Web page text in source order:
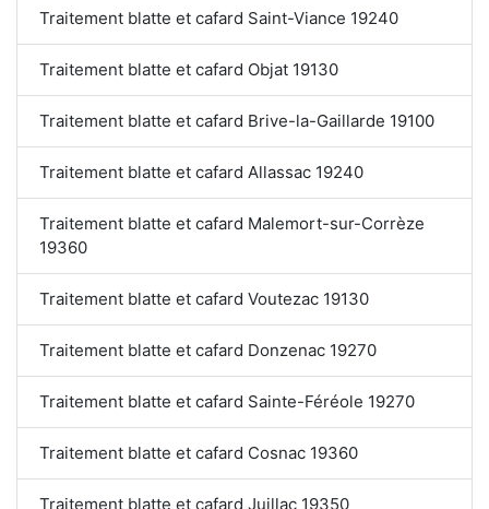
Traitement blatte et cafard Saint-Viance 19240
Traitement blatte et cafard Objat 19130
Traitement blatte et cafard Brive-la-Gaillarde 19100
Traitement blatte et cafard Allassac 19240
Traitement blatte et cafard Malemort-sur-Corrèze
19360
Traitement blatte et cafard Voutezac 19130
Traitement blatte et cafard Donzenac 19270
Traitement blatte et cafard Sainte-Féréole 19270
Traitement blatte et cafard Cosnac 19360
Traitement blatte et cafard Juillac 19350